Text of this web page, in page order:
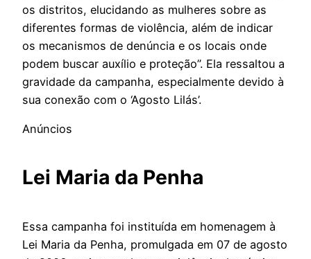
os distritos, elucidando as mulheres sobre as
diferentes formas de violência, além de indicar
os mecanismos de denúncia e os locais onde
podem buscar auxílio e proteção”. Ela ressaltou a
gravidade da campanha, especialmente devido à
sua conexão com o ‘Agosto Lilás’.
Anúncios
Lei Maria da Penha
Essa campanha foi instituída em homenagem à
Lei Maria da Penha, promulgada em 07 de agosto